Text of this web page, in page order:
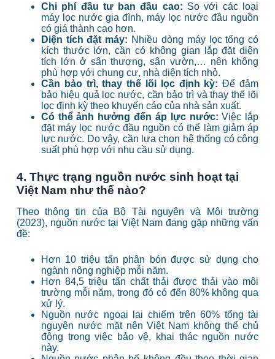
Chi phí đầu tư ban đầu cao: So với các loại
máy lọc nước gia đình, máy lọc nước đầu nguồn
có giá thành cao hơn.
Diện tích đặt máy: Nhiều dòng máy lọc tổng có
kích thước lớn, cần có không gian lắp đặt diện
tích lớn ở sân thượng, sân vườn,… nên không
phù hợp với chung cư, nhà diện tích nhỏ.
Cần bảo trì, thay thế lõi lọc định kỳ: Để đảm
bảo hiệu quả lọc nước, cần bảo trì và thay thế lõi
lọc định kỳ theo khuyến cáo của nhà sản xuất.
Có thể ảnh hưởng đến áp lực nước: Việc lắp
đặt máy lọc nước đầu nguồn có thể làm giảm áp
lực nước. Do vậy, cần lựa chọn hệ thống có công
suất phù hợp với nhu cầu sử dụng.
4. Thực trạng nguồn nước sinh hoạt tại
Việt Nam như thế nào?
Theo thông tin của Bộ Tài nguyên và Môi trường
(2023), nguồn nước tại Việt Nam đang gặp những vấn
đề:
Hơn 10 triệu tấn phân bón được sử dụng cho
ngành nông nghiệp mỗi năm.
Hơn 84,5 triệu tấn chất thải được thải vào môi
trường mỗi năm, trong đó có đến 80% không qua
xử lý.
Nguồn nước ngoại lai chiếm trên 60% tổng tài
nguyên nước mặt nên Việt Nam không thể chủ
động trong việc bảo vệ, khai thác nguồn nước
này.